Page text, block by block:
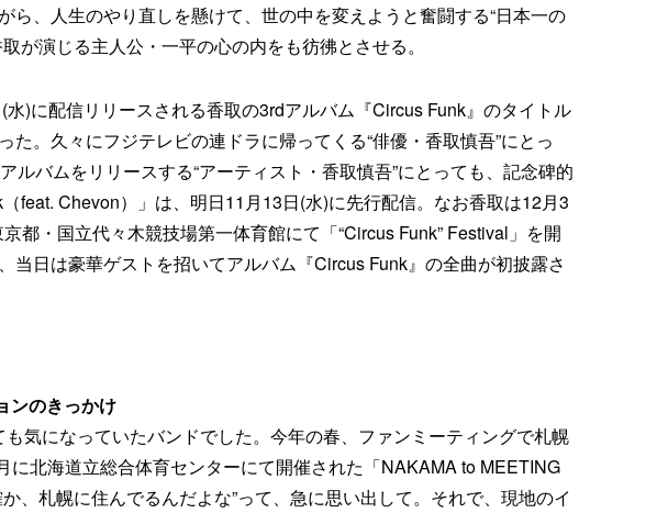
ら、人生のやり直しを懸けて、世の中を変えようと奮闘する“日本一の
が演じる主人公・一平の心の内をも彷彿とさせる。
)に配信リリースされる香取の3rdアルバム『Circus Funk』のタイトル
た。久々にフジテレビの連ドラに帰ってくる“俳優・香取慎吾”にとっ
ルバムをリリースする“アーティスト・香取慎吾”にとっても、記念碑的
feat. Chevon）」は、明日11月13日(水)に先行配信。なお香取は12月3
都・国立代々木競技場第一体育館にて「“Circus Funk” Festival」を開
当日は豪華ゲストを招いてアルバム『Circus Funk』の全曲が初披露さ
ンのきっかけ
も気になっていたバンドでした。今年の春、ファンミーティングで札幌
に北海道立総合体育センターにて開催された「NAKAMA to MEETING
、札幌に住んでるんだよな”って、急に思い出して。それで、現地のイ